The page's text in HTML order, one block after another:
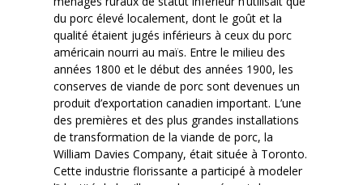
du porc élevé localement, dont le goût et la
qualité étaient jugés inférieurs à ceux du porc
américain nourri au maïs. Entre le milieu des
années 1800 et le début des années 1900, les
conserves de viande de porc sont devenues un
produit d’exportation canadien important. L’une
des premières et des plus grandes installations
de transformation de la viande de porc, la
William Davies Company, était située à Toronto.
Cette industrie florissante a participé à modeler